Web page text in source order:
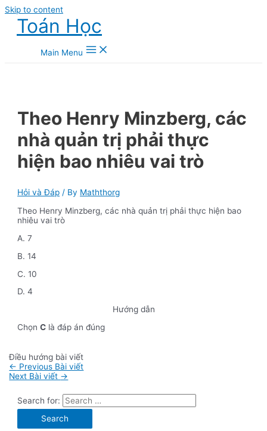
Skip to content
Toán Học
Main Menu
Theo Henry Minzberg, các
nhà quản trị phải thực
hiện bao nhiêu vai trò
Hỏi và Đáp / By Maththorg
Theo Henry Minzberg, các nhà quản trị phải thực hiện bao
nhiêu vai trò
A. 7
B. 14
C. 10
D. 4
Hướng dẫn
ChọnC là đáp án đúng
Điều hướng bài viết
← Previous Bài viết
Next Bài viết →
Search for: